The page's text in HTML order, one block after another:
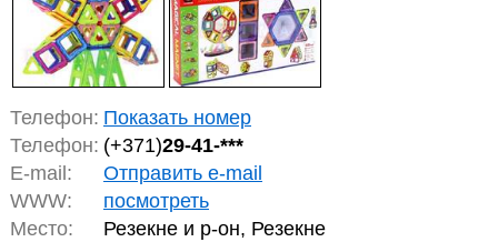
Телефон: Показать номер
Телефон: (+371)29-41-***
E-mail:
Отправить e-mail
WWW:
посмотреть
Место:
Резекне и р-он, Резекне